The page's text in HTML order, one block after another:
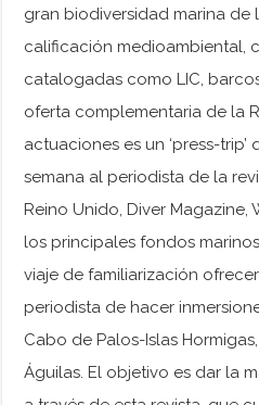
gran biodiversidad marina de
calificación medioambiental,
catalogadas como LIC,
oferta complementaria de la
actuaciones es un ‘press-
semana al periodista de la
Reino Unido, Diver
los principales fondos
viaje de familiarización
periodista de hacer
Cabo de Palos-Islas
Águilas. El objetivo es dar la